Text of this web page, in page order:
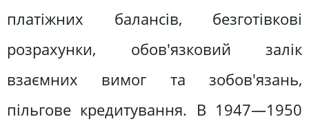
платіжних балансів, безготівкові
розрахунки, обов'язковий залік
взаємних вимог та зобов'язань,
пільгове кредитування. В 1947—1950